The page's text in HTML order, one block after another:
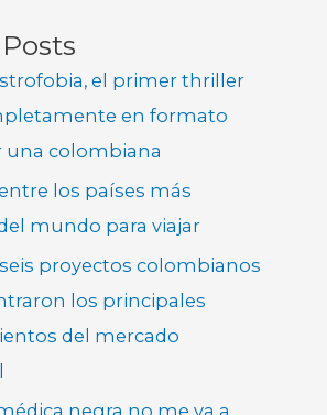
el primer thriller
en formato
una colombiana
los países más
mundo para viajar
seis proyectos colombianos
los principales
del mercado
negra no me va a